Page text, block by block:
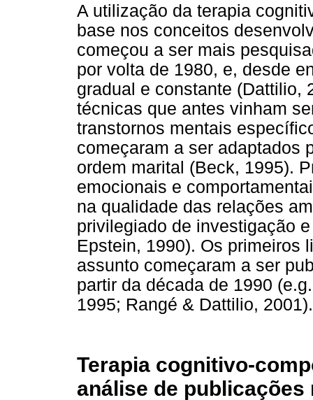
A utilização da terapia
base nos conceitos
começou a ser mais
por volta de 1980, e, desde
gradual e constante (Dattilio,
técnicas que antes vinham
transtornos mentais
começaram a ser adaptados
ordem marital (Beck, 1995).
emocionais e
na qualidade das relações
privilegiado de investigação
Epstein, 1990). Os primeiros
assunto começaram a ser
partir da década de 1990
1995; Rangé & Dattilio, 2001).
Terapia cognitivo-
análise de publicações